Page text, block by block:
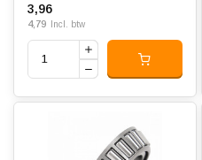
3,96
4,79 Incl. btw